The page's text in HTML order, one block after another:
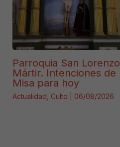
Parroquia San Lorenzo
Mártir. Intenciones de
Misa para hoy
Actualidad Culto 06/08/2026